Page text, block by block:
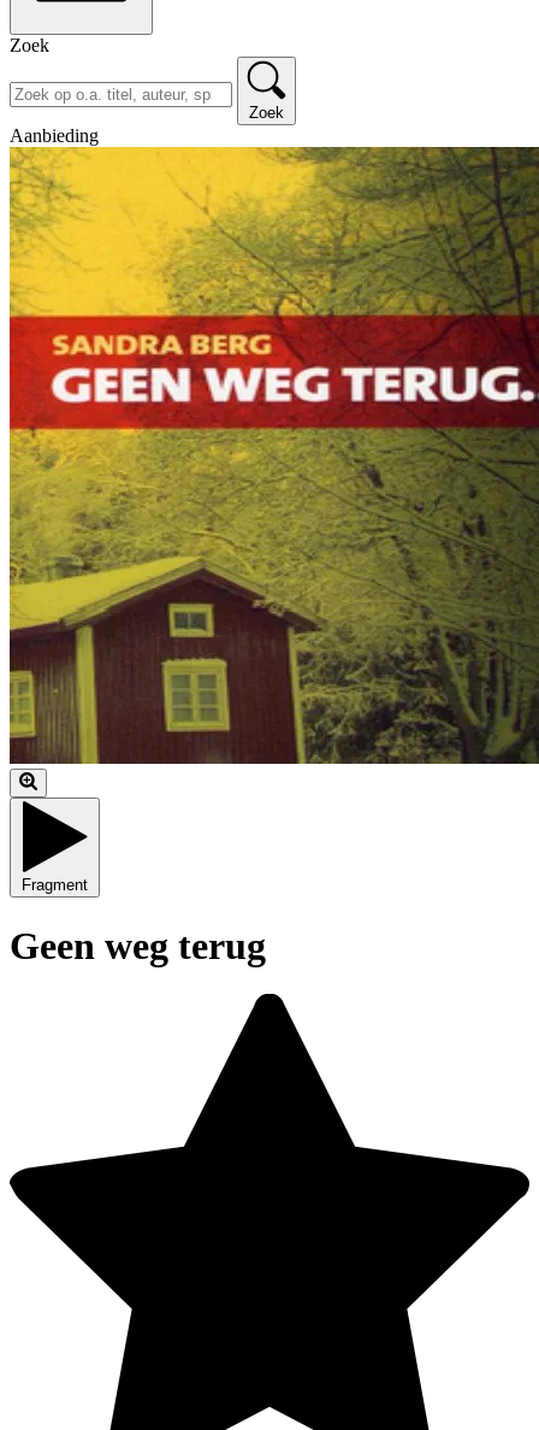
Zoek
Zoek
Aanbieding
Fragment
Geen weg terug